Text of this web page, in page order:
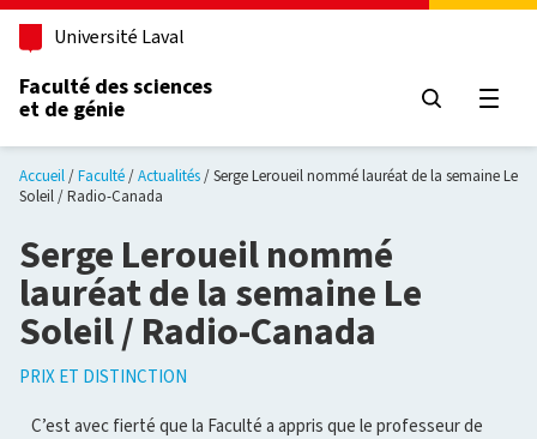
Aller au contenu principal
Université Laval
Faculté des sciences
et de génie
Accueil Faculté Actualités
Serge Leroueil nommé lauréat de la semaine Le
Soleil / Radio-Canada
Serge Leroueil nommé
lauréat de la semaine Le
Soleil / Radio-Canada
PRIX ET DISTINCTION
C’est avec fierté que la Faculté a appris que le professeur de